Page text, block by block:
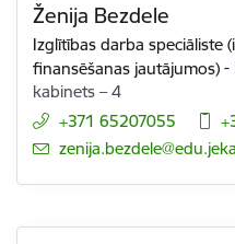
Ženija Bezdele
Izglītības darba speciāliste
finansēšanas jautājumos) -
kabinets – 4
+371 65207055
E-pasts: